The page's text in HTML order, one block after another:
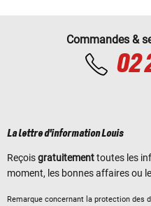
Commandes &
02
La lettre d'information Louis
Reçoisgratuitementtoutes les
moment, les bonnes affaires ou
Remarque concernant la protection des